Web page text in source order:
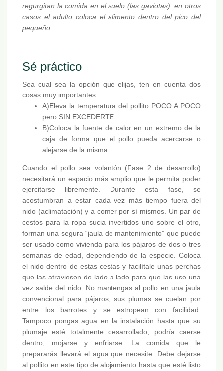
regurgitan la comida en el suelo (las gaviotas); en otros
casos el adulto coloca el alimento dentro del pico del
pequeño.
Sé práctico
Sea cual sea la opción que elijas, ten en cuenta dos
cosas muy importantes:
A)Eleva la temperatura del pollito POCO A POCO
pero SIN EXCEDERTE.
B)Coloca la fuente de calor en un extremo de la
caja de forma que el pollo pueda acercarse o
alejarse de la misma.
Cuando el pollo sea volantón (Fase 2 de desarrollo)
necesitará un espacio más amplio que le permita poder
ejercitarse libremente. Durante esta fase, se
acostumbran a estar cada vez más tiempo fuera del
nido (aclimatación) y a comer por sí mismos. Un par de
cestos para la ropa sucia invertidos uno sobre el otro,
forman una segura “jaula de mantenimiento” que puede
ser usado como vivienda para los pájaros de dos o tres
semanas de edad, dependiendo de la especie. Coloca
el nido dentro de estas cestas y facilítale unas perchas
que las atraviesen de lado a lado para que las use una
vez salde del nido. No mantengas al pollo en una jaula
convencional para pájaros, sus plumas se cuelan por
entre los barrotes y se estropean con facilidad.
Tampoco pongas agua en la instalación hasta que su
plumaje esté totalmente desarrollado, podría caerse
dentro, mojarse y enfriarse. La comida que le
prepararás llevará el agua que necesite. Debe dejarse
al pollito en este tipo de alojamiento hasta que esté listo